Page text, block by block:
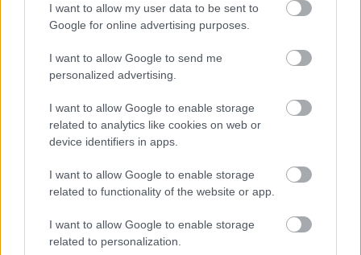
I want to allow my user data to be sent to
Google for online advertising purposes.
I want to allow Google to send me
personalized advertising.
I want to allow Google to enable storage
related to analytics like cookies on web or
device identifiers in apps.
I want to allow Google to enable storage
related to functionality of the website or app.
I want to allow Google to enable storage
related to personalization.
TITKOK: ITT A SHELBY OAKS – A GONOSZ
NYOMÁBAN MAGYAR ELŐZETESE